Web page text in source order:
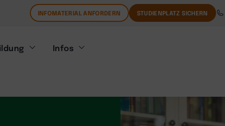
STUDIENPLATZ SICHERN
INFOMATERIAL ANFORDERN
Infos